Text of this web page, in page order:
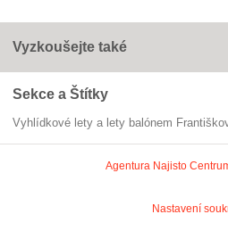
Vyzkoušejte také
Sekce a Štítky
Vyhlídkové lety a lety balónem
Agentura Najisto
Nastavení